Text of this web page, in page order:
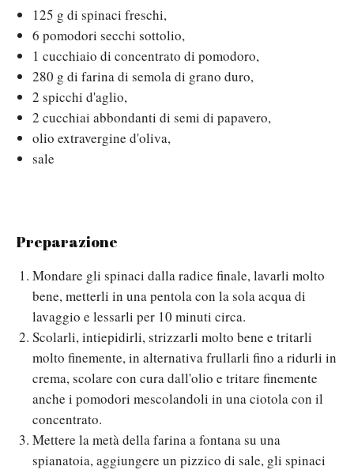
125 g di spinaci freschi,
6 pomodori secchi sottolio,
1 cucchiaio di concentrato di pomodoro,
280 g di farina di semola di grano duro,
2 spicchi d'aglio,
2 cucchiai abbondanti di semi di papavero,
olio extravergine d'oliva,
sale
Preparazione
Mondare gli spinaci dalla radice finale, lavarli molto
bene, metterli in una pentola con la sola acqua di
lavaggio e lessarli per 10 minuti circa.
Scolarli, intiepidirli, strizzarli molto bene e tritarli
molto finemente, in alternativa frullarli fino a ridurli in
crema, scolare con cura dall'olio e tritare finemente
anche i pomodori mescolandoli in una ciotola con il
concentrato.
Mettere la metà della farina a fontana su una
spianatoia, aggiungere un pizzico di sale, gli spinaci